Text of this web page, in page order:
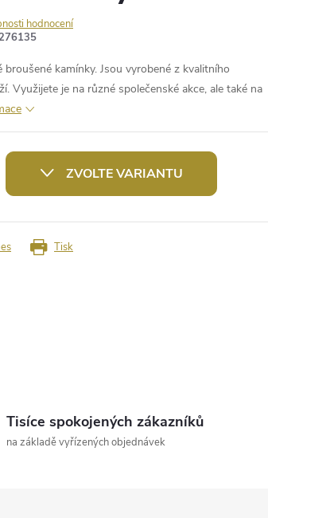
hodnocení
kamínky. Jsou vyrobené z kvalitního
Využijete je na různé společenské akce, ale také na
ZVOLTE VARIANTU
Tisk
Tisíce spokojených zákazníků
na základě vyřízených objednávek